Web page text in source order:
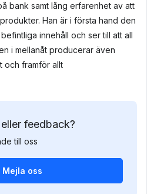
bank samt lång erfarenhet av att
Han är i första hand den
innehåll och ser till att all
i mellanåt producerar även
och framför allt
feedback?
till oss
Mejla oss